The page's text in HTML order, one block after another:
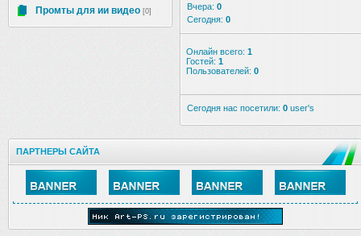
Промты для ии видео [0]
Вчера: 0
Сегодня: 0
Онлайн всего: 1
Гостей: 1
Пользователей: 0
Сегодня нас посетили: 0 user's
ПАРТНЕРЫ САЙТА